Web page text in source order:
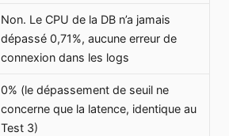
Non. Le CPU de la DB n’a jamais
dépassé 0,71%, aucune erreur de
connexion dans les logs
0% (le dépassement de seuil ne
concerne que la latence, identique au
Test 3)